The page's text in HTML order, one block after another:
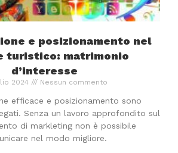
e posizionamento nel
turistico: matrimonio
d’interesse
2024 Nessun commento
efficace e posizionamento sono
Senza un lavoro approfondito sul
di markleting non è possibile
nel modo migliore.